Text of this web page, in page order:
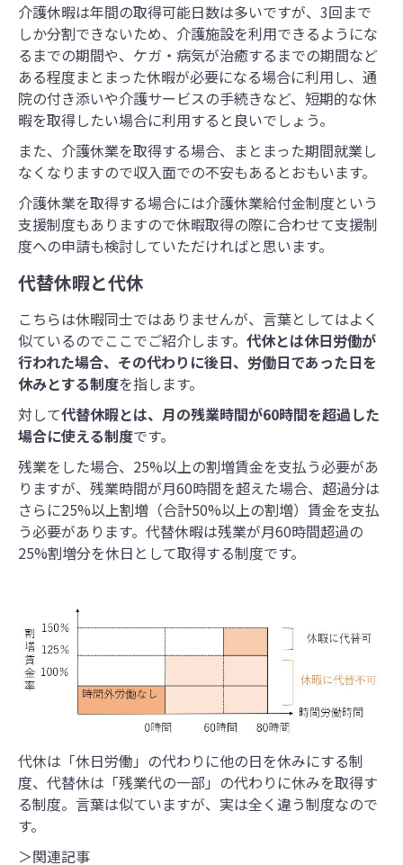
介護休暇は年間の取得可能日数は多いですが、3回まで
しか分割できないため、介護施設を利用できるようにな
るまでの期間や、ケガ・病気が治癒するまでの期間など
ある程度まとまった休暇が必要になる場合に利用し、通
院の付き添いや介護サービスの手続きなど、短期的な休
暇を取得したい場合に利用すると良いでしょう。
また、介護休業を取得する場合、まとまった期間就業し
なくなりますので収入面での不安もあるとおもいます。
介護休業を取得する場合には介護休業給付金制度という
支援制度もありますので休暇取得の際に合わせて支援制
度への申請も検討していただければと思います。
代替休暇と代休
こちらは休暇同士ではありませんが、言葉としてはよく
似ているのでここでご紹介します。 代休とは休日労働が
行われた場合、その代わりに後日、労働日であった日を
休みとする制度を指します。
対して代替休暇とは、月の残業時間が60時間を超過した
場合に使える制度です。
残業をした場合、25%以上の割増賃金を支払う必要があ
りますが、残業時間が月60時間を超えた場合、超過分は
さらに25%以上割増（合計50%以上の割増）賃金を支払
う必要があります。代替休暇は残業が月60時間超過の
25%割増分を休日として取得する制度です。
代休は「休日労働」の代わりに他の日を休みにする制
度、代替休は「残業代の一部」の代わりに休みを取得す
る制度。言葉は似ていますが、実は全く違う制度なので
す。
＞関連記事